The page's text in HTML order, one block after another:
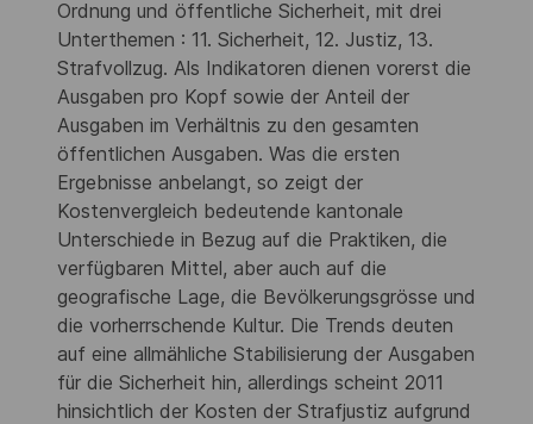
Ordnung und öffentliche Sicherheit, mit drei
Unterthemen : 11. Sicherheit, 12. Justiz, 13.
Strafvollzug. Als Indikatoren dienen vorerst die
Ausgaben pro Kopf sowie der Anteil der
Ausgaben im Verhältnis zu den gesamten
öffentlichen Ausgaben. Was die ersten
Ergebnisse anbelangt, so zeigt der
Kostenvergleich bedeutende kantonale
Unterschiede in Bezug auf die Praktiken, die
verfügbaren Mittel, aber auch auf die
geografische Lage, die Bevölkerungsgrösse und
die vorherrschende Kultur. Die Trends deuten
auf eine allmähliche Stabilisierung der Ausgaben
für die Sicherheit hin, allerdings scheint 2011
hinsichtlich der Kosten der Strafjustiz aufgrund